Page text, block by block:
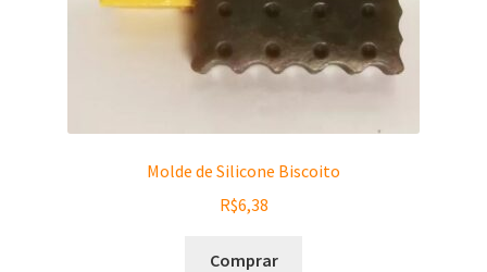
Molde de Silicone Biscoito
R$6,38
Comprar